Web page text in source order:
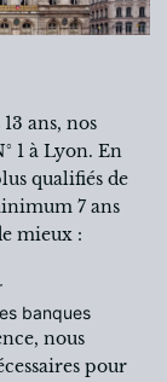
ans, nos
1 à Lyon. En
qualifiés de
7 ans
mieux :
banques
nous
pour